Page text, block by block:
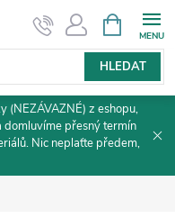
HLEDAT
NÁKUPNÍ
KOŠÍK
(NEZÁVAZNÉ) z eshopu,
domluvíme přesný termín
Nic neplaťte předem,